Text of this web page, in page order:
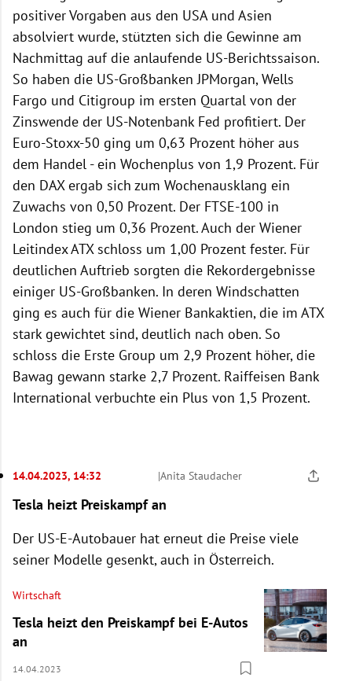
positiver Vorgaben aus den USA und Asien
absolviert wurde, stützten sich die Gewinne am
Nachmittag auf die anlaufende US-Berichtssaison.
So haben die US-Großbanken JPMorgan, Wells
Fargo und Citigroup im ersten Quartal von der
Zinswende der US-Notenbank Fed profitiert. Der
Euro-Stoxx-50 ging um 0,63 Prozent höher aus
dem Handel - ein Wochenplus von 1,9 Prozent. Für
den DAX ergab sich zum Wochenausklang ein
Zuwachs von 0,50 Prozent. Der FTSE-100 in
London stieg um 0,36 Prozent. Auch der Wiener
Leitindex ATX schloss um 1,00 Prozent fester. Für
deutlichen Auftrieb sorgten die Rekordergebnisse
einiger US-Großbanken. In deren Windschatten
ging es auch für die Wiener Bankaktien, die im ATX
stark gewichtet sind, deutlich nach oben. So
schloss die Erste Group um 2,9 Prozent höher, die
Bawag gewann starke 2,7 Prozent. Raiffeisen Bank
International verbuchte ein Plus von 1,5 Prozent.
14.04.2023, 14:32 |Anita Staudacher
Tesla heizt Preiskampf an
Der US-E-Autobauer hat erneut die Preise viele
seiner Modelle gesenkt, auch in Österreich.
Wirtschaft
Tesla heizt den Preiskampf bei E-Autos
an
14.04.2023